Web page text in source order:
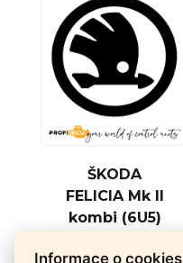
ŠKODA
FELICIA Mk II
kombi (6U5)
Informace o cookies